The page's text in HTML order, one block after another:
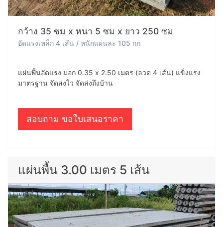
กว้าง 35 ซม x หนา 5 ซม x ยาว 250 ซม
อัดแรงเหล็ก 4 เส้น / หนักแผ่นละ 105 กก
แผ่นพื้นอัดแรง มอก 0.35 x 2.50 เมตร (ลวด 4 เส้น) แข็งแรง
มาตรฐาน จัดส่งไว จัดส่งถึงบ้าน
สอบถาม ขอใบเสนอราคา
แผ่นพื้น 3.00 เมตร 5 เส้น